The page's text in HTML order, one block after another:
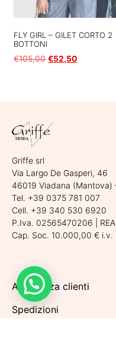
FLY GIRL – GILET CORTO 2
BOTTONI
€105,00 €52,50
Griffe srl
Via Largo De Gasperi, 46
46019 Viadana (Mantova)
Tel. +39 0375 781 007
Cell. +39 340 530 6920
P.Iva. 02565470206 |
Cap. Soc. 10.000,00 € i.v.
Assistenza clienti
Spedizioni
Apri la chat